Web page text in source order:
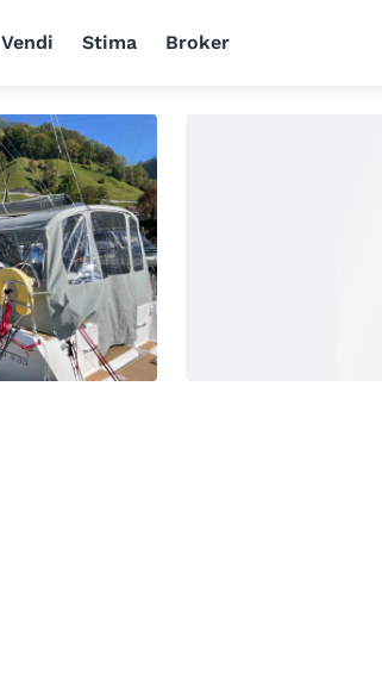
Vendi Stima Broker